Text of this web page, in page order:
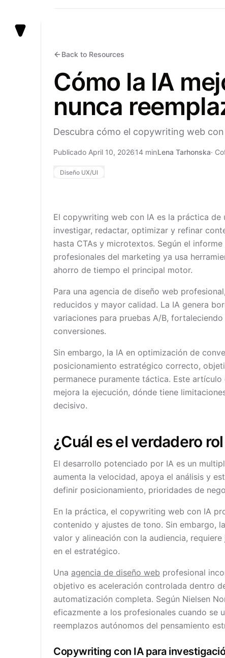
Vezert
Back to Resources
Cómo la IA
nunca
Descubra cómo el copywriting web
Publicado April 10, 202614 minLena Tarhonska·
Diseño UX/UI
El copywriting web con IA es la práctica
investigar, redactar, optimizar y refinar
hasta CTAs y microtextos. Según el
profesionales del marketing ya usa
ahorro de tiempo el principal motor.
Para una agencia de diseño web
reducidos y mayor calidad. La IA genera
variaciones para pruebas A/B,
conversiones.
Sin embargo, la IA en optimización de
posicionamiento estratégico correcto,
permanece puramente táctica. Este
mejora la ejecución, dónde tiene
decisivo.
¿Cuál es el verdadero
El desarrollo potenciado por IA es un
aumenta la velocidad, apoya el análisis y
definir posicionamiento, prioridades de
En la práctica, el copywriting web con IA
contenido y ajustes de tono. Sin embargo,
valor y alineación con la audiencia,
en el estratégico.
Una agencia de diseño web profesional
objetivo es aceleración controlada dentro
automatización completa. Según Nielsen
eficazmente a los profesionales cuando se
reemplazos autónomos del pensamiento
Copywriting con IA para